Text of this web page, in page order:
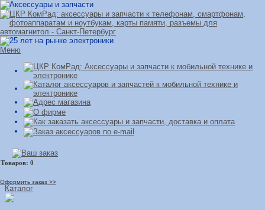
Меню
Оформить заказ >>
Каталог